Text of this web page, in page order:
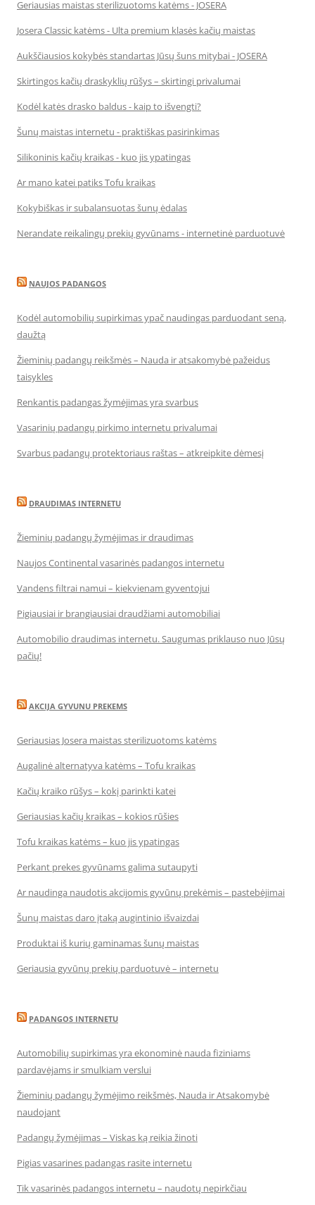
Geriausias maistas sterilizuotoms katėms - JOSERA
Josera Classic katėms - Ulta premium klasės kačių maistas
Aukščiausios kokybės standartas Jūsų šuns mitybai - JOSERA
Skirtingos kačių draskyklių rūšys – skirtingi privalumai
Kodėl katės drasko baldus - kaip to išvengti?
Šunų maistas internetu - praktiškas pasirinkimas
Silikoninis kačių kraikas - kuo jis ypatingas
Ar mano katei patiks Tofu kraikas
Kokybiškas ir subalansuotas šunų ėdalas
Nerandate reikalingų prekių gyvūnams - internetinė parduotuvė
NAUJOS PADANGOS
Kodėl automobilių supirkimas ypač naudingas parduodant seną,
daužtą
Žieminių padangų reikšmės – Nauda ir atsakomybė pažeidus
taisykles
Renkantis padangas žymėjimas yra svarbus
Vasarinių padangų pirkimo internetu privalumai
Svarbus padangų protektoriaus raštas – atkreipkite dėmesį
DRAUDIMAS INTERNETU
Žieminių padangų žymėjimas ir draudimas
Naujos Continental vasarinės padangos internetu
Vandens filtrai namui – kiekvienam gyventojui
Pigiausiai ir brangiausiai draudžiami automobiliai
Automobilio draudimas internetu. Saugumas priklauso nuo Jūsų
pačių!
AKCIJA GYVUNU PREKEMS
Geriausias Josera maistas sterilizuotoms katėms
Augalinė alternatyva katėms – Tofu kraikas
Kačių kraiko rūšys – kokį parinkti katei
Geriausias kačių kraikas – kokios rūšies
Tofu kraikas katėms – kuo jis ypatingas
Perkant prekes gyvūnams galima sutaupyti
Ar naudinga naudotis akcijomis gyvūnų prekėmis – pastebėjimai
Šunų maistas daro įtaką augintinio išvaizdai
Produktai iš kurių gaminamas šunų maistas
Geriausia gyvūnų prekių parduotuvė – internetu
PADANGOS INTERNETU
Automobilių supirkimas yra ekonominė nauda fiziniams
pardavėjams ir smulkiam verslui
Žieminių padangų žymėjimo reikšmės, Nauda ir Atsakomybė
naudojant
Padangų žymėjimas – Viskas ką reikia žinoti
Pigias vasarines padangas rasite internetu
Tik vasarinės padangos internetu – naudotų nepirkčiau